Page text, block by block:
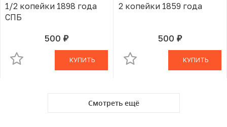
1/2 копейки 1898 года
СПБ
500 руб.В КОРЗИНЕ
КУПИТЬ
2 копейки 1859 года
500 руб.В КОРЗИНЕ
КУПИТЬ
Смотреть ещё